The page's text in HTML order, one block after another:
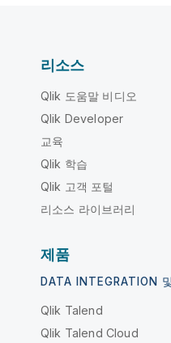
리소스
Qlik 도움말 비디오
Qlik Developer
교육
Qlik 학습
Qlik 고객 포털
리소스 라이브러리
제품
DATA INTEGRATION
Qlik Talend
Qlik Talend Cloud